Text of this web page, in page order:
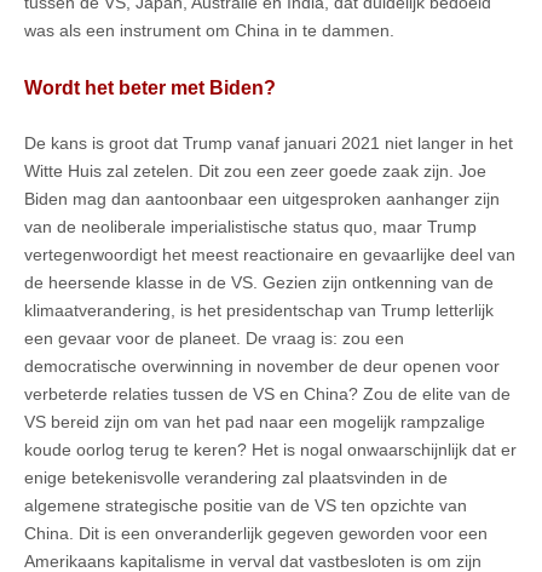
was als een instrument om China in te dammen.
Wordt het beter met Biden?
De kans is groot dat Trump vanaf januari 2021 niet langer in het
Witte Huis zal zetelen. Dit zou een zeer goede zaak zijn. Joe
Biden mag dan aantoonbaar een uitgesproken aanhanger zijn
van de neoliberale imperialistische status quo, maar Trump
vertegenwoordigt het meest reactionaire en gevaarlijke deel van
de heersende klasse in de VS. Gezien zijn ontkenning van de
klimaatverandering, is het presidentschap van Trump letterlijk
een gevaar voor de planeet. De vraag is: zou een
democratische overwinning in november de deur openen voor
verbeterde relaties tussen de VS en China? Zou de elite van de
VS bereid zijn om van het pad naar een mogelijk rampzalige
koude oorlog terug te keren? Het is nogal onwaarschijnlijk dat er
enige betekenisvolle verandering zal plaatsvinden in de
algemene strategische positie van de VS ten opzichte van
China. Dit is een onveranderlijk gegeven geworden voor een
Amerikaans kapitalisme in verval dat vastbesloten is om zijn